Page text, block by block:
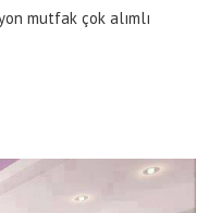
mutfak çok alımlı